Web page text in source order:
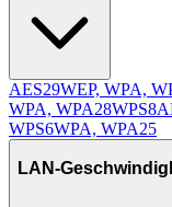
AES29WEP, WPA,
WPA, WPA28WPS8
WPS6WPA, WPA25
LAN-